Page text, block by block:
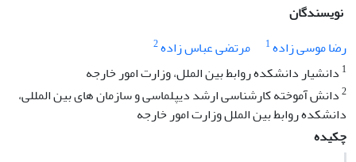
نویسندگان
رضا موسی زاده1 مرتضی عباس زاده2
1 دانشیار دانشکده روابط بین الملل، وزارت امور خارجه
2دانش آموخته کارشناسی ارشد دیپلماسی و سازمان های بین المللی،
دانشکده روابط بین الملل وزارت امور خارجه
چکیده